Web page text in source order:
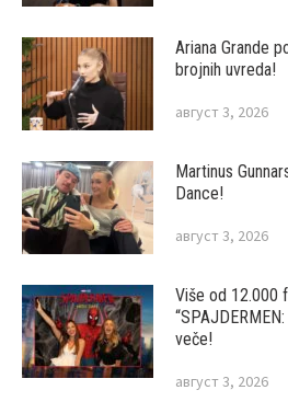
Ariana Grande
brojnih uvreda!
август 3, 2026
Martinus
Dance!
август 3, 2026
Više od 12.000
veče!
август 3, 2026